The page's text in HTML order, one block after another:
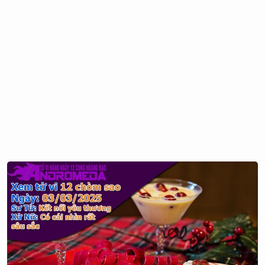
4. Sự nghiệp và tiền bạc
4.1 Phát triển sự nghiệp tài lộc:
Khi nói về vấn đề này, từ "kết hợp hài hòa" là đúng nhất
với Thiên Bình. Họ là những người có khả năng lãnh đạo
rất tốt và làm việc hết sức để để kiếm tiền và hưởng thụ
cuộc sống. Người Thiên Bình rất mong muốn được làm